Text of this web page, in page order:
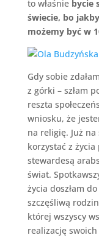
to właśnie bycie
świecie, bo
możemy być w
Gdy sobie
z górki – szłam
reszta
wniosku, że
na religię. Już
korzystać z życia
stewardesą
świat.
życia doszłam
szczęśliwą
której wszyscy
realizację